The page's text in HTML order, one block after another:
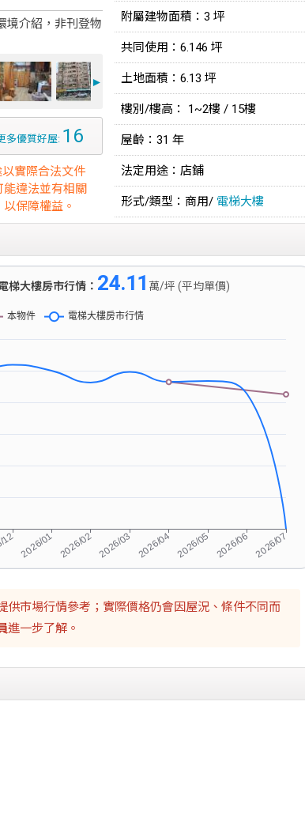
境介紹，非刊登物
►
多優質好屋: 16
實際合法文件
違法並有相關
保障權益。
附屬建物面積：3 坪
共同使用：6.146 坪
土地面積：6.13 坪
樓別/樓高： 1~2樓 / 15樓
屋齡：31 年
法定用途：店鋪
形式/類型：商用/ 電梯大樓
梯大樓房市行情： 24.11 萬/坪 (平均單價)
供市場行情參考；實際價格仍會因屋況、條件不同而
進一步了解。